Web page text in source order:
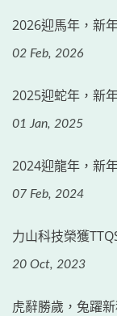
2026迎馬年，新
02 Feb, 2026
2025迎蛇年，新
01 Jan, 2025
2024迎龍年，新
07 Feb, 2024
力山科技榮獲
20 Oct, 2023
虎辭勝歲，兔躍